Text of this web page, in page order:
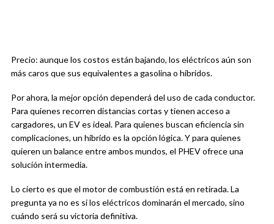
Precio: aunque los costos están bajando, los eléctricos aún son
más caros que sus equivalentes a gasolina o híbridos.
Por ahora, la mejor opción dependerá del uso de cada conductor.
Para quienes recorren distancias cortas y tienen acceso a
cargadores, un EV es ideal. Para quienes buscan eficiencia sin
complicaciones, un híbrido es la opción lógica. Y para quienes
quieren un balance entre ambos mundos, el PHEV ofrece una
solución intermedia.
Lo cierto es que el motor de combustión está en retirada. La
pregunta ya no es si los eléctricos dominarán el mercado, sino
cuándo será su victoria definitiva.